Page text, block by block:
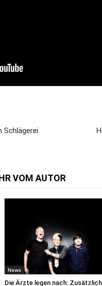
Schlägerei
VOM AUTOR
News
Die Ärzte legen nach: